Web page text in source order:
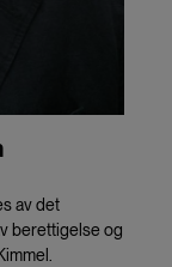
av det
berettigelse og